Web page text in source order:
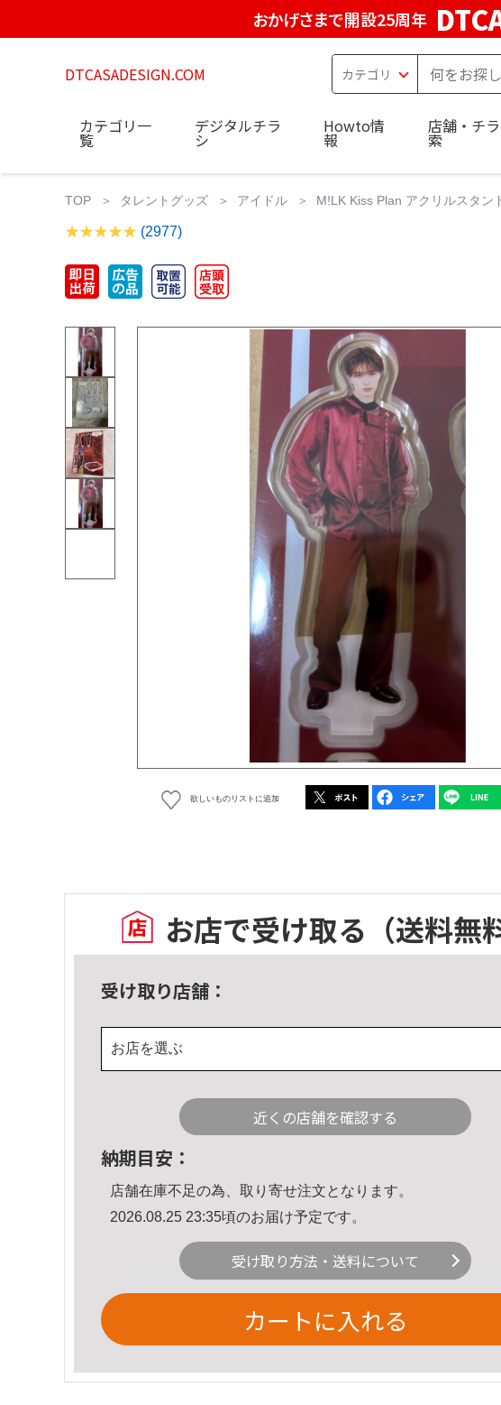
おかげさまで開設25周年
DTCASADESIGN.COM
カテゴリ一
覧
デジタルチラ
シ
Howto情
報
店舗・チ
索
TOP タレントグッズ アイドル M!LK Kiss Plan アクリルスタン
(2977)
欲しいものリストに追加
お店で受け取る （送料無
受け取り店舗：
お店を選ぶ
近くの店舗を確認する
納期目安：
店舗在庫不足の為、取り寄せ注文となります。
2026.08.25 23:35頃のお届け予定です。
受け取り方法・送料について
カートに入れる